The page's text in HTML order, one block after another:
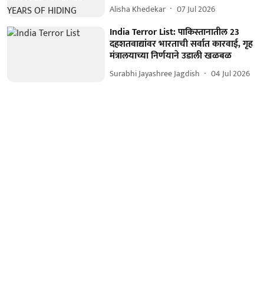
Alisha Khedekar 07 Jul 2026
India Terror List: पाकिस्तानातील 23
दहशतवाद्यांवर भारताची सर्वात कारवाई, गृह
मंत्रालयाच्या निर्णयाने उडाली खळबळ
Surabhi Jayashree Jagdish 04 Jul 2026